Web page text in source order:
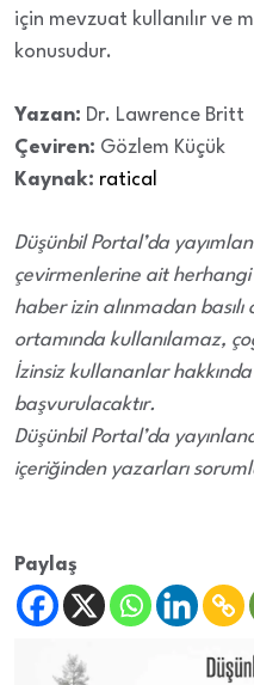
için mevzuat kullanılır ve
konusudur.
Yazan: Dr. Lawrence Britt
Çeviren: Gözlem Küçük
Kaynak: ratical
Düşünbil Portal’da
çevirmenlerine ait
haber izin alınmadan
ortamında kullanılamaz,
İzinsiz kullananlar
başvurulacaktır.
Düşünbil Portal’da
içeriğinden yazarları
Paylaş